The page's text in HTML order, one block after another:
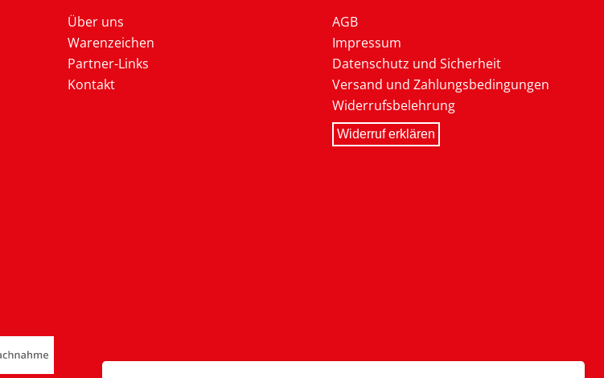
Über uns
Warenzeichen
Partner-Links
Kontakt
AGB
Impressum
Datenschutz und Sicherheit
Versand und Zahlungsbedingungen
Widerrufsbelehrung
Widerruf erklären